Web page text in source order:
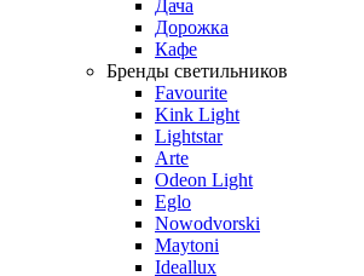
Дача
Дорожка
Кафе
Бренды светильников
Favourite
Kink Light
Lightstar
Arte
Odeon Light
Eglo
Nowodvorski
Maytoni
Ideallux